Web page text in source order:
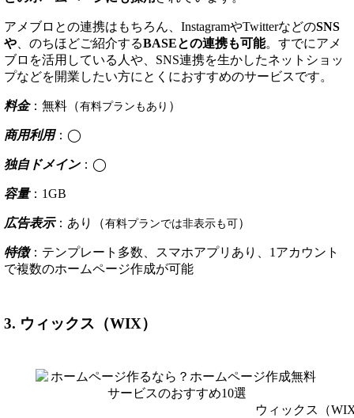
アメブロとの連携はもちろん、InstagramやTwitterなどのSNS
や 、のちほどご紹介するBASEとの連携も可能。すでにアメ
ブロを活用している人や、SNS連携を生かしたネットショッ
プなどを開業したい方にとくにおすすめのサービスです。
料金：無料（有料プランもあり ）
商用利用：◯
独自ドメイン：◯
容量：1GB
広告表示：あり（有料プランでは非表示も可）
特徴：テンプレート多数、スマホアプリあり、1アカウント
で複数のホームページ作成が可能
3. ウィックス（WIX）
ウィックス（